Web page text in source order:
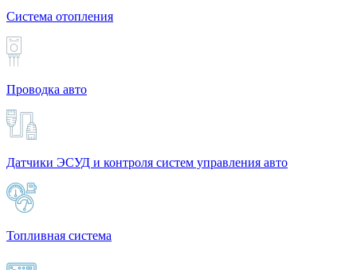
Система отопления
Проводка авто
Датчики ЭСУД и контроля систем управления авто
Топливная система